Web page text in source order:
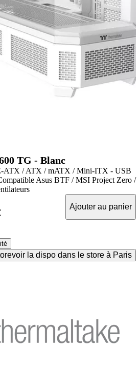
TG - Blanc
ATX / ATX / mATX / Mini-ITX - USB
Asus BTF / MSI Project Zero /
Ajouter au panier
voir la dispo dans le store à Paris